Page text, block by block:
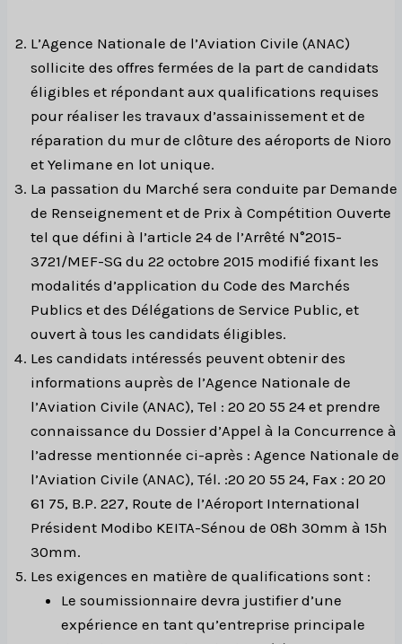
L’Agence Nationale de l’Aviation Civile (ANAC)
sollicite des offres fermées de la part de candidats
éligibles et répondant aux qualifications requises
pour réaliser les travaux d’assainissement et de
réparation du mur de clôture des aéroports de Nioro
et Yelimane en lot unique.
La passation du Marché sera conduite par Demande
de Renseignement et de Prix à Compétition Ouverte
tel que défini à l’article 24 de l’Arrêté N°2015-
3721/MEF-SG du 22 octobre 2015 modifié fixant les
modalités d’application du Code des Marchés
Publics et des Délégations de Service Public, et
ouvert à tous les candidats éligibles.
Les candidats intéressés peuvent obtenir des
informations auprès de l’Agence Nationale de
l’Aviation Civile (ANAC), Tel : 20 20 55 24 et prendre
connaissance du Dossier d’Appel à la Concurrence à
l’adresse mentionnée ci-après : Agence Nationale de
l’Aviation Civile (ANAC), Tél. :20 20 55 24, Fax : 20 20
61 75, B.P. 227, Route de l’Aéroport International
Président Modibo KEITA-Sénou de 08h 30mm à 15h
30mm.
Les exigences en matière de qualifications sont :
Le soumissionnaire devra justifier d’une
expérience en tant qu’entreprise principale